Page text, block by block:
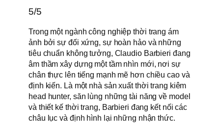
5/5
Trong một ngành công nghiệp thời trang ám
ảnh bởi sự đối xứng, sự hoàn hảo và những
tiêu chuẩn không tưởng, Claudio Barbieri đang
âm thầm xây dựng một tầm nhìn mới, nơi sự
chân thực lên tiếng mạnh mẽ hơn chiều cao và
định kiến. Là một nhà sản xuất thời trang kiêm
head hunter, săn lùng những tài năng về model
và thiết kế thời trang, Barbieri đang kết nối các
châu lục và định hình lại những nhận thức.